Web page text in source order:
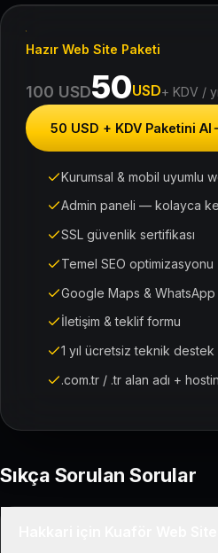
Hazır Web Site Paketi
100 USD50USD+ KDV /
50 USD + KDV Paketini Al
Kurumsal & mobil uyumlu
Admin paneli — kolayca
SSL güvenlik sertifikası
Temel SEO optimizasyonu
Google Maps &
İletişim & teklif formu
1 yıl ücretsiz teknik destek
.com.tr / .tr alan adı +
Sıkça Sorulan Sorular